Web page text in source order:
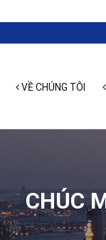
VỀ CHÚNG TÔI
CHÚC